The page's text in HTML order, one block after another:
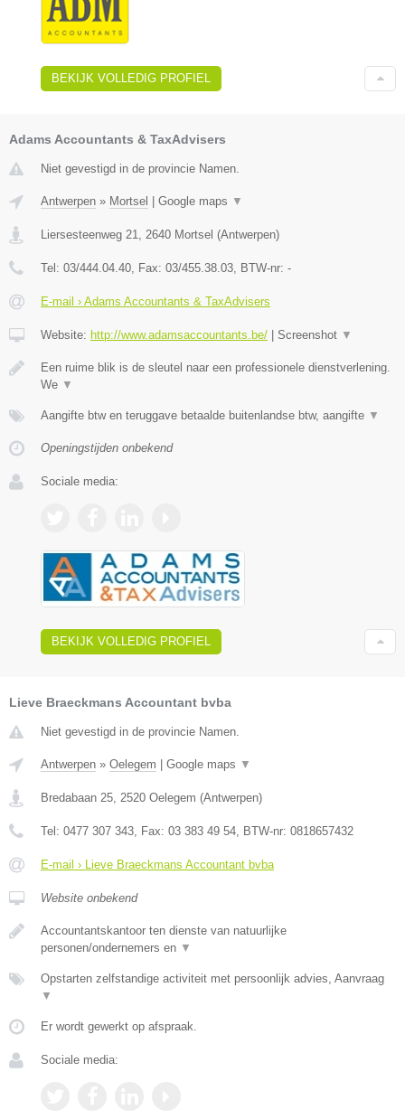
BEKIJK VOLLEDIG PROFIEL
Adams Accountants & TaxAdvisers
Niet gevestigd in de provincie Namen.
Antwerpen » Mortsel Google maps ▼
Liersesteenweg 21, 2640 Mortsel (Antwerpen)
Tel: 03/444.04.40, Fax: 03/455.38.03, BTW-nr: -
E-mail › Adams Accountants & TaxAdvisers
Website: http://www.adamsaccountants.be/ Screenshot ▼
Een ruime blik is de sleutel naar een professionele dienstverlening.
We ▼
Aangifte btw en teruggave betaalde buitenlandse btw, aangifte ▼
Openingstijden onbekend
Sociale media:
BEKIJK VOLLEDIG PROFIEL
Lieve Braeckmans Accountant bvba
Niet gevestigd in de provincie Namen.
Antwerpen » Oelegem | Google maps ▼
Bredabaan 25 2520 Oelegem (Antwerpen)
Tel: 0477 307 343 , Fax: 03 383 49 54 , BTW-nr: 0818657432
E-mail › Lieve Braeckmans Accountant bvba
Website onbekend
Accountantskantoor ten dienste van natuurlijke
personen/ondernemers en ▼
Opstarten zelfstandige activiteit met persoonlijk advies, Aanvraag
▼
Er wordt gewerkt op afspraak.
Sociale media: